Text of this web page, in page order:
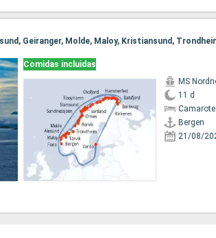
Comidas incluidas
MS
11 d
Bergen
21/08/